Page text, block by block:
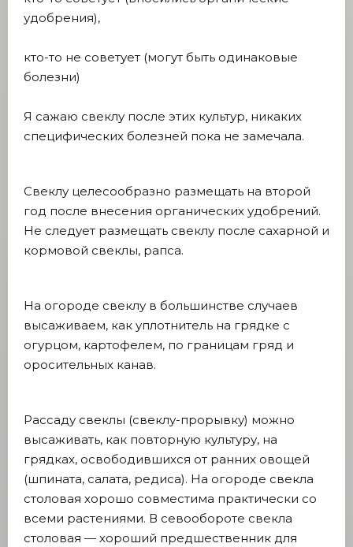
удобрения),
кто-то не советует (могут быть одинаковые
болезни)
Я сажаю свеклу после этих культур, никаких
специфических болезней пока не замечала.
Свеклу целесообразно размещать на второй
год после внесения органических удобрений.
Не следует размещать свеклу после сахарной и
кормовой свеклы, рапса.
На огороде свеклу в большинстве случаев
высаживаем, как уплотнитель на грядке с
огурцом, картофелем, по границам гряд и
оросительных канав.
Рассаду свеклы (свеклу-прорывку) можно
высаживать, как повторную культуру, на
грядках, освободившихся от ранних овощей
(шпината, салата, редиса). На огороде свекла
столовая хорошо совместима практически со
всеми растениями. В севообороте свекла
столовая — хороший предшественник для